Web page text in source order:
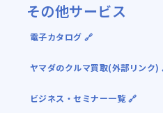
その他サービス
電子カタログ 🔗
ヤマダのクルマ買取(外部リンク)
ビジネス・セミナー一覧 🔗